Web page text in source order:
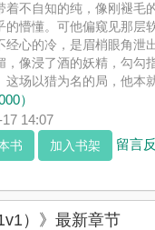
着不自知的纯，像刚褪毛
的懵懂。可他偏窥见那
经心的冷，是眉梢眼角泄
，像浸了酒的妖精，勾勾
这场以猎为名的局，他本
她掌心那粒朱砂痣起，自
C / 扮猪吃虎/年龄差作者
）
14:07
书 加入书架 留言
）》最新章节